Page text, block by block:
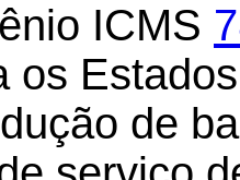
ICMS
os
de